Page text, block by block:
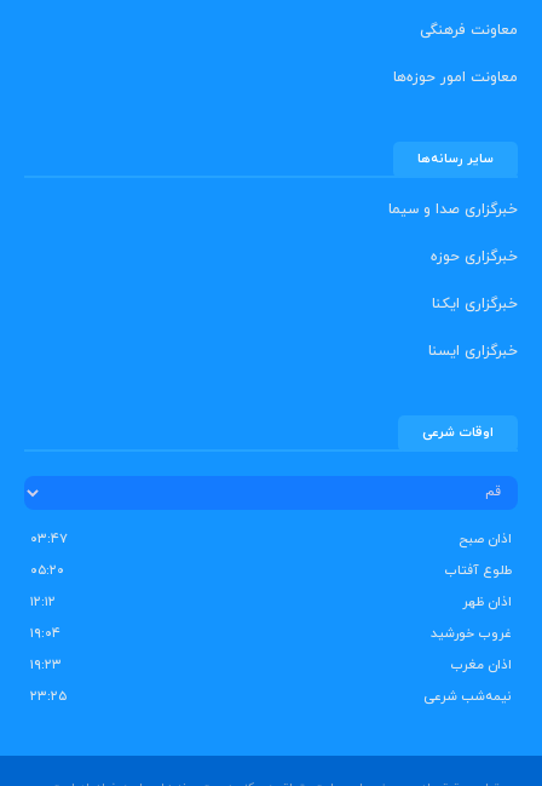
معاونت فرهنگی
معاونت امور حوزه‌ها
سایر رسانه‌ها
خبرگزاری صدا و سیما
خبرگزاری حوزه
خبرگزاری ایکنا
خبرگزاری ایسنا
اوقات شرعی
اذان صبح
۰۳:۴۷
طلوع آفتاب
۰۵:۲۰
اذان ظهر
۱۲:۱۲
غروب خورشید
۱۹:۰۴
اذان مغرب
۱۹:۲۳
نیمه‌شب شرعی
۲۳:۲۵